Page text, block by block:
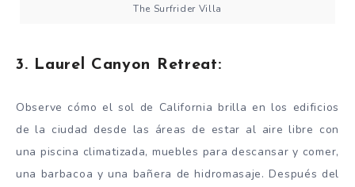
The Surfrider Villa
3. Laurel Canyon Retreat:
Observe cómo el sol de California brilla en los edificios
de la ciudad desde las áreas de estar al aire libre con
una piscina climatizada, muebles para descansar y comer,
una barbacoa y una bañera de hidromasaje. Después del